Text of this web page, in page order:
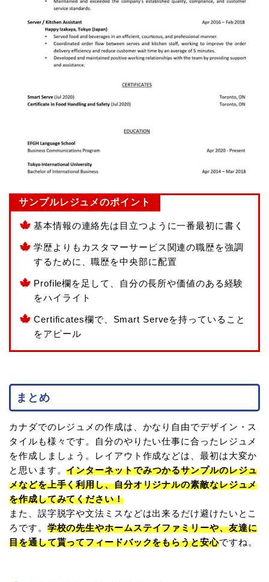
サンプルレジュメのポイント
基本情報の連絡先は目立つように一番最初に書く
学歴よりもカスタマーサービス関連の職歴を強調
するために、職歴を中央部に配置
Profile欄を足して、自分の長所や価値のある経験
をハイライト
Certificates欄で、Smart Serveを持っていること
をアピール
まとめ
カナダでのレジュメの作成は、かなり自由でデザイン・ス
タイルも様々です。自分のやりたい仕事に合ったレジュメ
を作成しましょう。レイアウト作成などは、最初は大変か
と思います。インターネットでみつかるサンプルのレジュ
メなどを上手く利用し、自分オリジナルの素敵なレジュメ
を作成してみてください！
また、誤字脱字や文法ミスなどは出来るだけ避けたいとこ
ろです。 学校の先生やホームステイファミリーや、友達に
目を通して貰ってフィードバックをもらうと安心ですね。